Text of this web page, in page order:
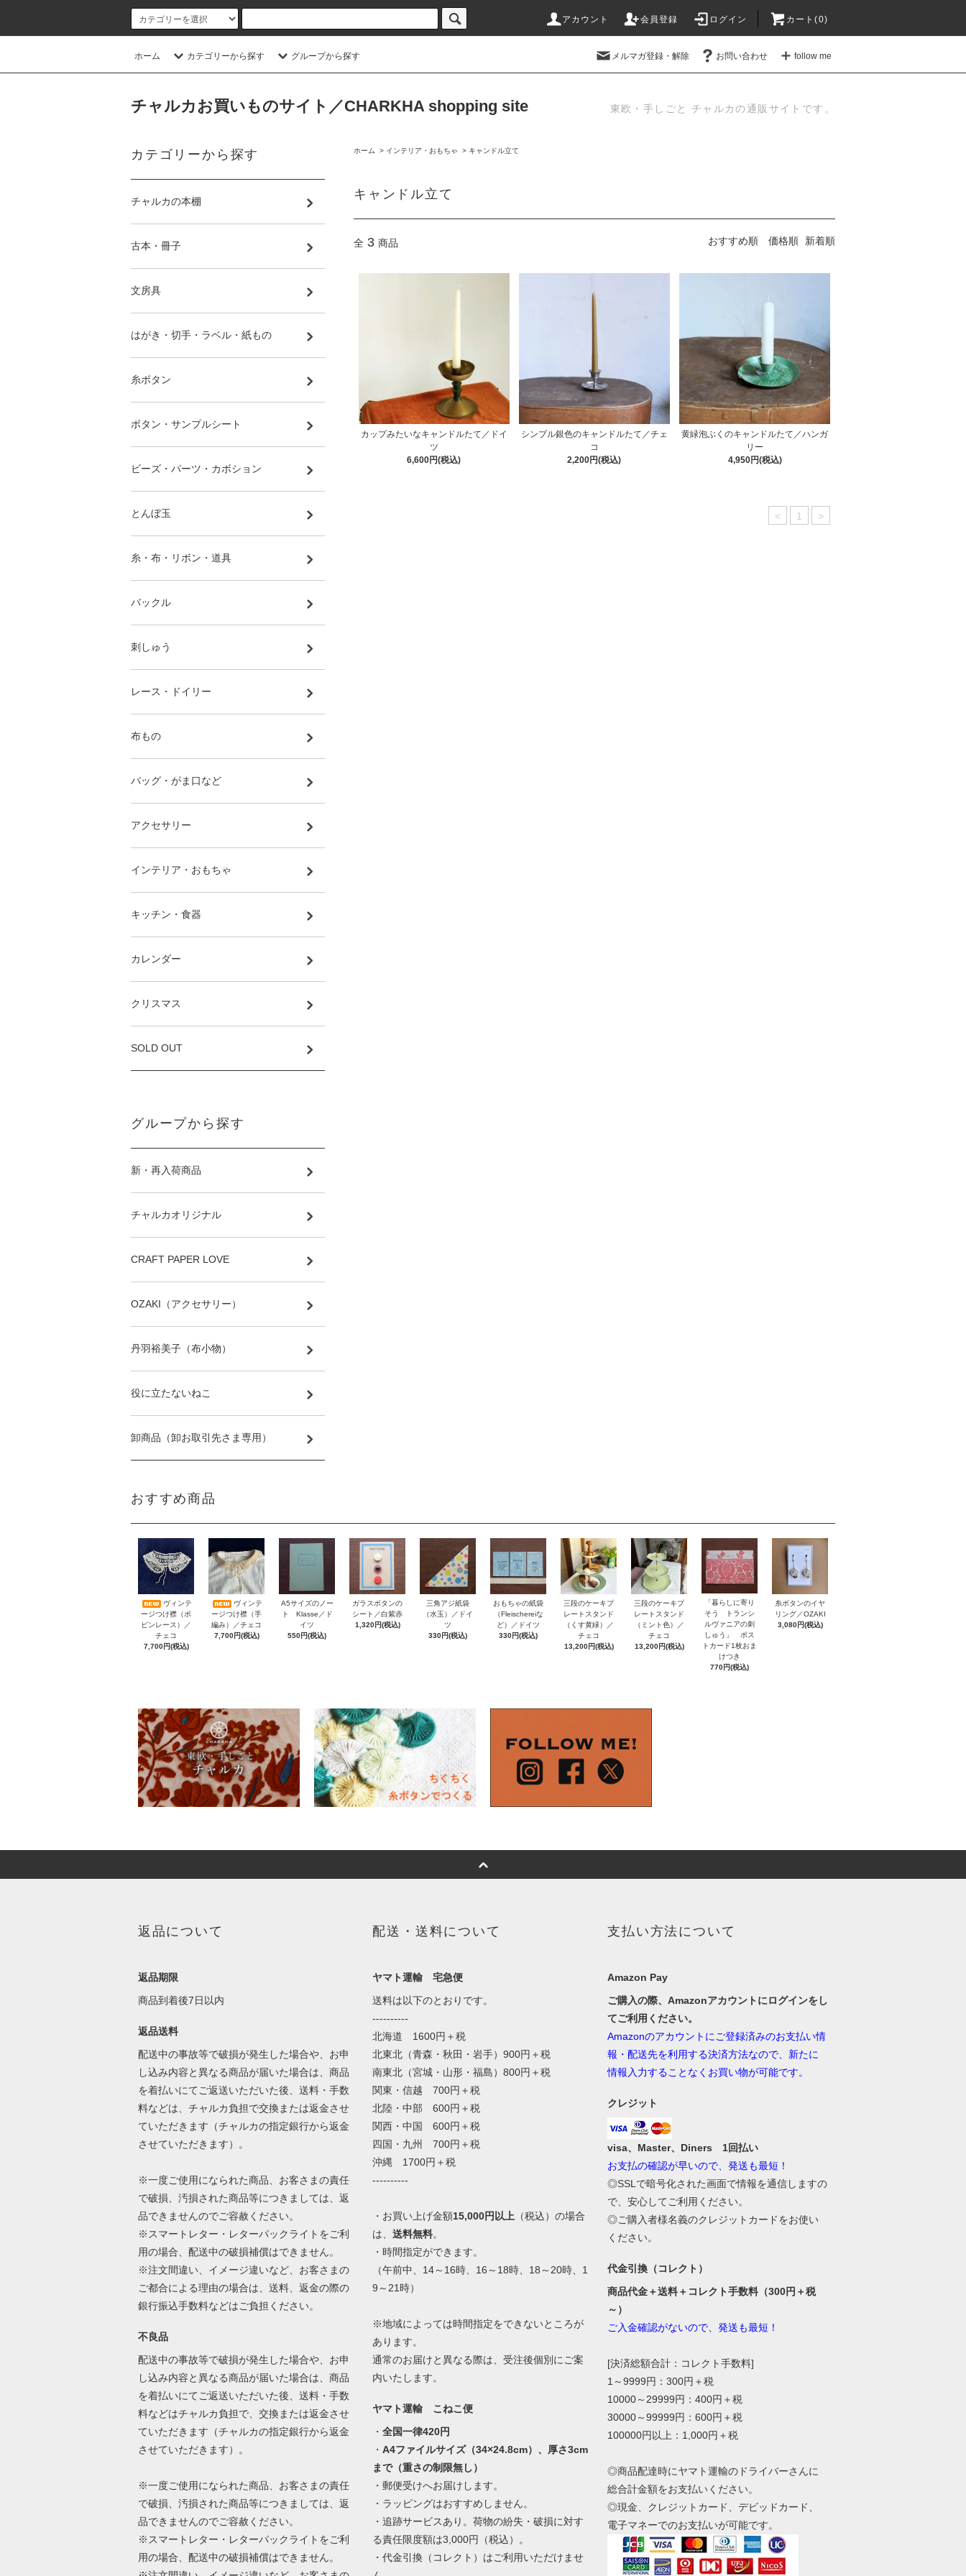
アカウント 会員登録 ログイン カート(0)
ホーム カテゴリーから探す グループから探す メルマガ登録・解除 お問い合わせ follow me
チャルカお買いものサイト／CHARKHA shopping site 東欧・手しごと チャルカの通販サイトです。
ホーム > インテリア・おもちゃ > キャンドル立て
キャンドル立て
全 3 商品 おすすめ順 価格順 新着順
カップみたいなキャンドルたて／ドイ
ツ
6,600円(税込)
シンプル銀色のキャンドルたて／チェ
コ
2,200円(税込)
黄緑泡ぶくのキャンドルたて／ハンガ
リー
4,950円(税込)
< 1 >
カテゴリーから探す
チャルカの本棚
古本・冊子
文房具
はがき・切手・ラベル・紙もの
糸ボタン
ボタン・サンプルシート
ビーズ・パーツ・カボション
とんぼ玉
糸・布・リボン・道具
バックル
刺しゅう
レース・ドイリー
布もの
バッグ・がま口など
アクセサリー
インテリア・おもちゃ
キッチン・食器
カレンダー
クリスマス
SOLD OUT
グループから探す
新・再入荷商品
チャルカオリジナル
CRAFT PAPER LOVE
OZAKI（アクセサリー）
丹羽裕美子（布小物）
役に立たないねこ
卸商品（卸お取引先さま専用）
おすすめ商品
ヴィンテ
ージつけ襟（ボ
ビンレース）／
チェコ
7,700円(税込)
ヴィンテ
ージつけ襟（手
編み）／チェコ
7,700円(税込)
A5サイズのノー
ト Klasse／ド
イツ
550円(税込)
ガラスボタンの
シート／白紫赤
1,320円(税込)
三角アジ紙袋
（水玉）／ドイ
ツ
330円(税込)
おもちゃの紙袋
（Fleischereiな
ど）／ドイツ
330円(税込)
三段のケーキプ
レートスタンド
（くす黄緑）／
チェコ
13,200円(税込)
三段のケーキプ
レートスタンド
（ミント色）／
チェコ
13,200円(税込)
「暮らしに寄り
そう トランシ
ルヴァニアの刺
しゅう」 ポス
トカード1枚おま
けつき
770円(税込)
糸ボタンのイヤ
リング／OZAKI
3,080円(税込)
返品について
返品期限
商品到着後7日以内
返品送料
配送中の事故等で破損が発生した場合や、お申
し込み内容と異なる商品が届いた場合は、商品
を着払いにてご返送いただいた後、送料・手数
料などは、チャルカ負担で交換または返金させ
ていただきます（チャルカの指定銀行から返金
させていただきます）。
※一度ご使用になられた商品、お客さまの責任
で破損、汚損された商品等につきましては、返
品できませんのでご容赦ください。
※スマートレター・レターパックライトをご利
用の場合、配送中の破損補償はできません。
※注文間違い、イメージ違いなど、お客さまの
ご都合による理由の場合は、送料、返金の際の
銀行振込手数料などはご負担ください。
不良品
配送中の事故等で破損が発生した場合や、お申
し込み内容と異なる商品が届いた場合は、商品
を着払いにてご返送いただいた後、送料・手数
料などはチャルカ負担で、交換または返金させ
ていただきます（チャルカの指定銀行から返金
させていただきます）。
※一度ご使用になられた商品、お客さまの責任
で破損、汚損された商品等につきましては、返
品できませんのでご容赦ください。
※スマートレター・レターパックライトをご利
用の場合、配送中の破損補償はできません。
配送・送料について
ヤマト運輸 宅急便
送料は以下のとおりです。
----------
北海道 1600円＋税
北東北（青森・秋田・岩手）900円＋税
南東北（宮城・山形・福島）800円＋税
関東・信越 700円＋税
北陸・中部 600円＋税
関西・中国 600円＋税
四国・九州 700円＋税
沖縄 1700円＋税
----------
・お買い上げ金額15,000円以上 （税込）の場合
は、送料無料。
・時間指定ができます。
（午前中、14～16時、16～18時、18～20時、1
9～21時）
※地域によっては時間指定をできないところが
あります。
通常のお届けと異なる際は、受注後個別にご案
内いたします。
ヤマト運輸 こねこ便
・全国一律420円
・A4ファイルサイズ（34×24.8cm）、厚さ3cm
まで（重さの制限無し）
・郵便受けへお届けします。
・ラッピングはおすすめしません。
・追跡サービスあり。荷物の紛失・破損に対す
る責任限度額は3,000円（税込）。
・代金引換（コレクト）はご利用いただけませ
支払い方法について
Amazon Pay
ご購入の際、Amazonアカウントにログインをし
てご利用ください。
Amazonのアカウントにご登録済みのお支払い情
報・配送先を利用する決済方法なので、新たに
情報入力することなくお買い物が可能です。
クレジット
visa、Master、Diners 1回払い
お支払の確認が早いので、発送も最短！
◎SSLで暗号化された画面で情報を通信しますの
で、安心してご利用ください。
◎ご購入者様名義のクレジットカードをお使い
ください。
代金引換（コレクト）
商品代金＋送料＋コレクト手数料（300円＋税
～）
ご入金確認がないので、発送も最短！
[決済総額合計：コレクト手数料]
1～9999円：300円＋税
10000～29999円：400円＋税
30000～99999円：600円＋税
100000円以上：1,000円＋税
◎商品配達時にヤマト運輸のドライバーさんに
総合計金額をお支払いください。
◎現金、クレジットカード、デビッドカード、
電子マネーでのお支払いが可能です。